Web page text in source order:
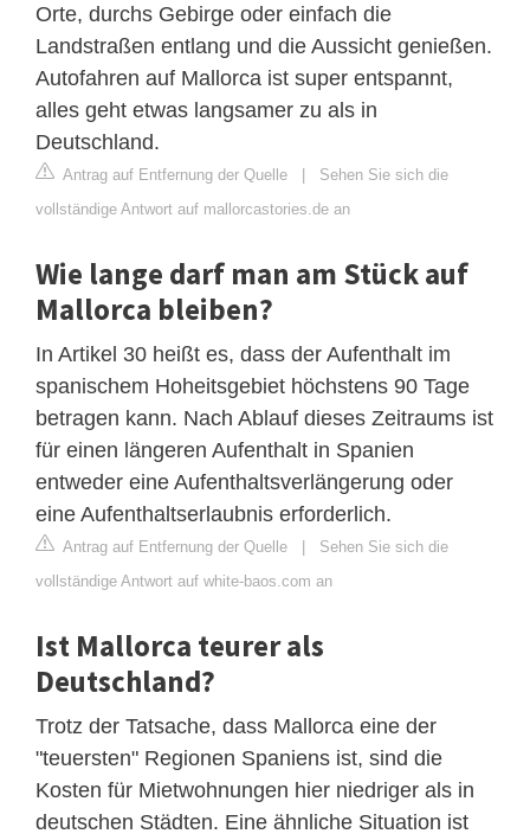
Orte, durchs Gebirge oder einfach die
Landstraßen entlang und die Aussicht genießen.
Autofahren auf Mallorca ist super entspannt,
alles geht etwas langsamer zu als in
Deutschland.
Antrag auf Entfernung der Quelle | Sehen Sie sich die
vollständige Antwort auf mallorcastories.de an
Wie lange darf man am Stück auf
Mallorca bleiben?
In Artikel 30 heißt es, dass der Aufenthalt im
spanischem Hoheitsgebiet höchstens 90 Tage
betragen kann. Nach Ablauf dieses Zeitraums ist
für einen längeren Aufenthalt in Spanien
entweder eine Aufenthaltsverlängerung oder
eine Aufenthaltserlaubnis erforderlich.
Antrag auf Entfernung der Quelle | Sehen Sie sich die
vollständige Antwort auf white-baos.com an
Ist Mallorca teurer als
Deutschland?
Trotz der Tatsache, dass Mallorca eine der
"teuersten" Regionen Spaniens ist, sind die
Kosten für Mietwohnungen hier niedriger als in
deutschen Städten. Eine ähnliche Situation ist